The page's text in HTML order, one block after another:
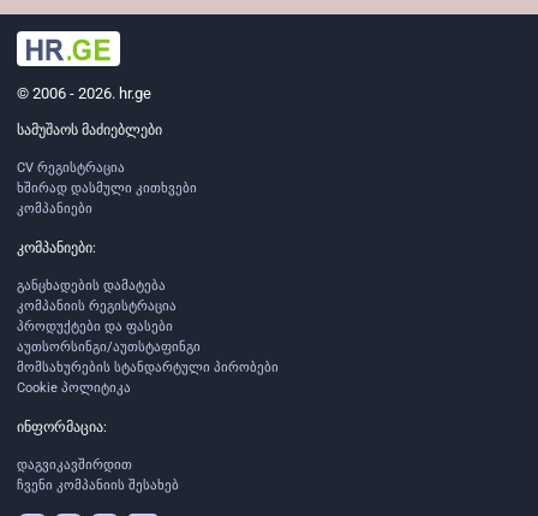
© 2006 - 2026. hr.ge
სამუშაოს მაძიებლები
CV რეგისტრაცია
ხშირად დასმული კითხვები
კომპანიები
კომპანიები:
განცხადების დამატება
კომპანიის რეგისტრაცია
პროდუქტები და ფასები
აუთსორსინგი/აუთსტაფინგი
მომსახურების სტანდარტული პირობები
Cookie პოლიტიკა
ინფორმაცია:
დაგვიკავშირდით
ჩვენი კომპანიის შესახებ